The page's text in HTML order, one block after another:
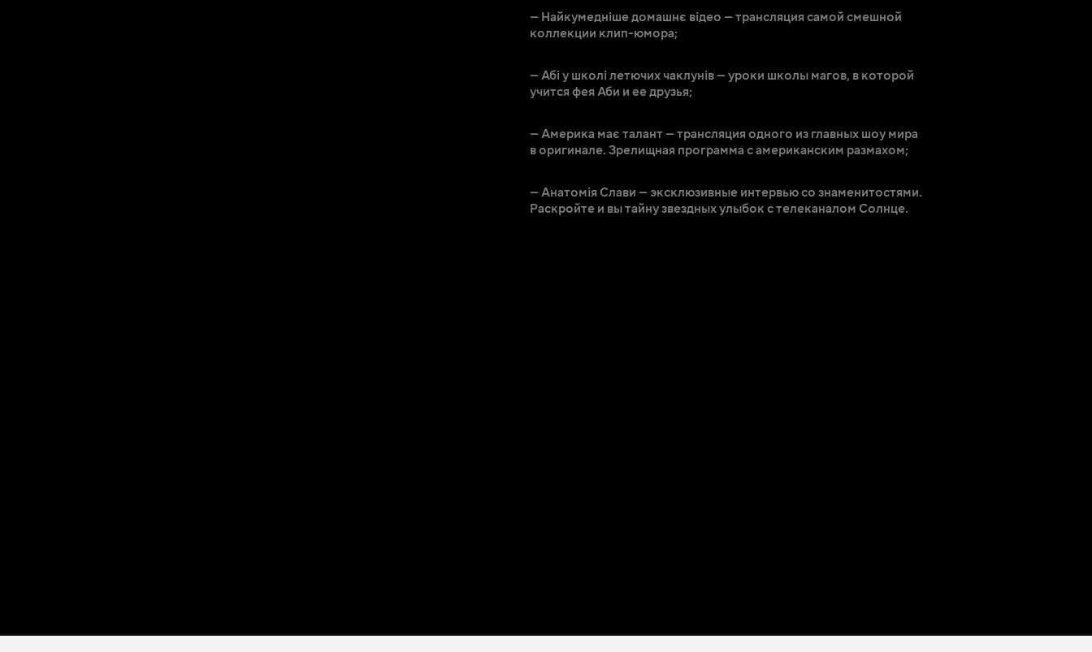
— Найкумедніше домашнє відео — трансляция самой смешной
коллекции клип-юмора;
— Абі у школі летючих чаклунів — уроки школы магов, в которой
учится фея Аби и ее друзья;
— Америка має талант — трансляция одного из главных шоу мира
в оригинале. Зрелищная программа с американским размахом;
— Анатомія Слави — эксклюзивные интервью со знаменитостями.
Раскройте и вы тайну звездных улыбок с телеканалом Солнце.